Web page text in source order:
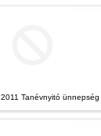
2011 Tanévnyitó ünnepség